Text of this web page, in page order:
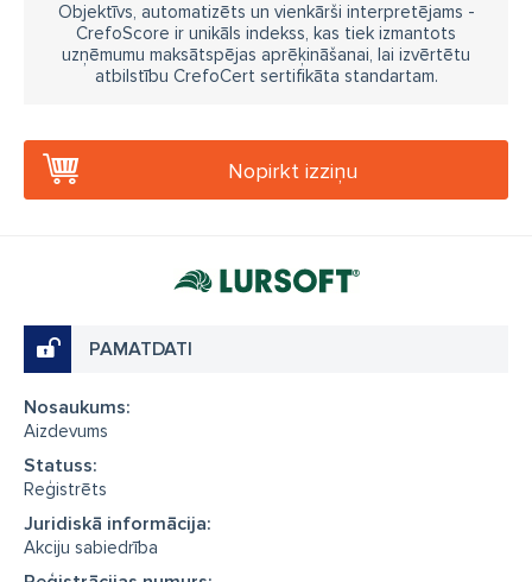
Objektīvs, automatizēts un vienkārši interpretējams -
CrefoScore ir unikāls indekss, kas tiek izmantots
uzņēmumu maksātspējas aprēķināšanai, lai izvērtētu
atbilstību CrefoCert sertifikāta standartam.
Nopirkt izziņu
PAMATDATI
Nosaukums:
Aizdevums
Statuss:
Reģistrēts
Juridiskā informācija:
Akciju sabiedrība